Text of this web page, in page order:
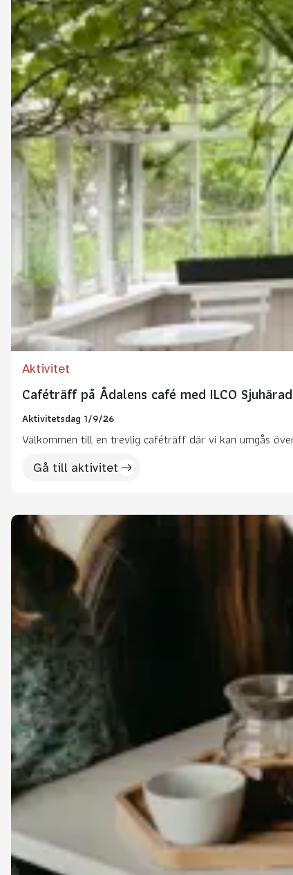
Aktivitet
Caféträff på Ådalens café med ILCO Sjuhärad
Aktivitetsdag 1/9/26
Välkommen till en trevlig caféträff där vi kan umgås
Gå till aktivitet